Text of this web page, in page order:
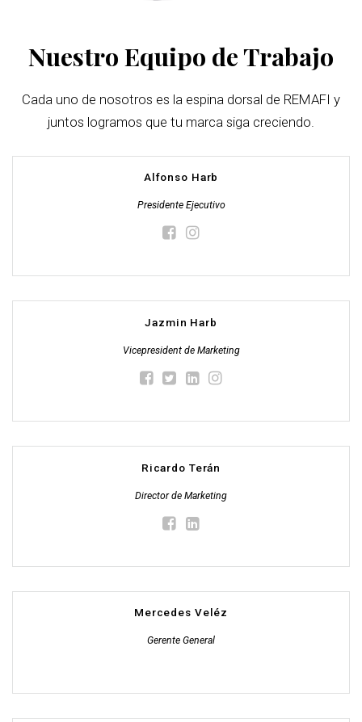
Nuestro Equipo de Trabajo
Cada uno de nosotros es la espina dorsal de REMAFI y
juntos logramos que tu marca siga creciendo.
Alfonso Harb
Presidente Ejecutivo
Jazmin Harb
Vicepresident de Marketing
Ricardo Terán
Director de Marketing
Mercedes Veléz
Gerente General